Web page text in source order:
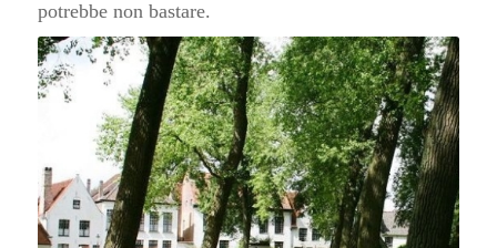
potrebbe non bastare.